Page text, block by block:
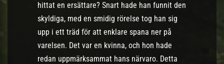
hittat en ersättare? Snart hade han funnit den
skyldiga, med en smidig rörelse tog han sig
upp i ett träd för att enklare spana ner på
varelsen. Det var en kvinna, och hon hade
redan uppmärksammat hans närvaro. Detta